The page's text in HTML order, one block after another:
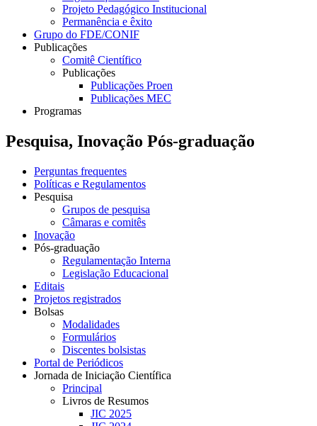
Projeto Pedagógico Institucional
Permanência e êxito
Grupo do FDE/CONIF
Publicações
Comitê Científico
Publicações
Publicações Proen
Publicações MEC
Programas
Pesquisa, Inovação Pós-graduação
Perguntas frequentes
Políticas e Regulamentos
Pesquisa
Grupos de pesquisa
Câmaras e comitês
Inovação
Pós-graduação
Regulamentação Interna
Legislação Educacional
Editais
Projetos registrados
Bolsas
Modalidades
Formulários
Discentes bolsistas
Portal de Periódicos
Jornada de Iniciação Científica
Principal
Livros de Resumos
JIC 2025